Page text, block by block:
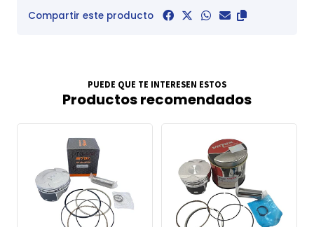
Compartir este producto
PUEDE QUE TE INTERESEN ESTOS
Productos recomendados